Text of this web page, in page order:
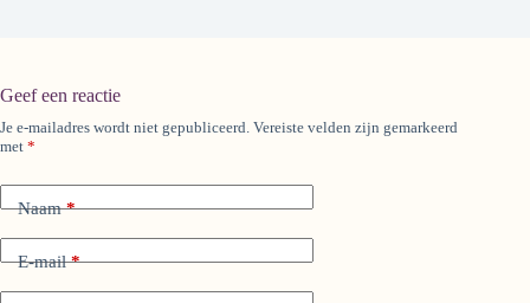
Geef een reactie
Je e-mailadres wordt niet gepubliceerd. Vereiste velden zijn gemarkeerd
met *
Naam*
E-mail*
A
l
r
n